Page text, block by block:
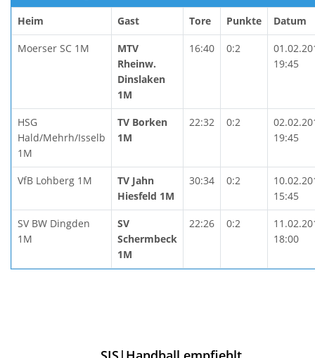
Heim Gast Tore Punkte Datum
Moerser SC 1M
MTV
Rheinw.
Dinslaken
1M
16:40 0:2
19:45
HSG
Hald/Mehrh/Isselb
1M
TV Borken
1M
22:32 0:2
19:45
VfB Lohberg 1M
TV Jahn
Hiesfeld 1M
30:34 0:2
15:45
SV BW Dingden
1M
SV
Schermbeck
1M
22:26 0:2
18:00